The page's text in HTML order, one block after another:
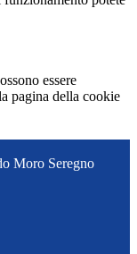
essere
pagina della cookie
Moro Seregno